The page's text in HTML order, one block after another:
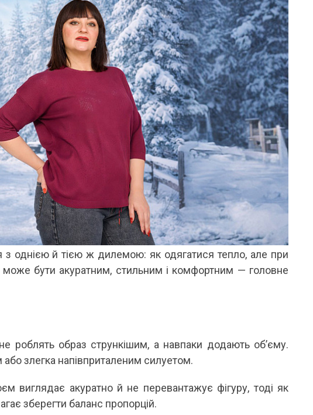
більше
Читати далі →
Читати далі →
з однією й тією ж дилемою: як одягатися тепло, але при
бути акуратним, стильним і комфортним — головне
роблять образ стрункішим, а навпаки додають об’єму.
злегка напівприталеним силуетом.
виглядає акуратно й не перевантажує фігуру, тоді як
зберегти баланс пропорцій.